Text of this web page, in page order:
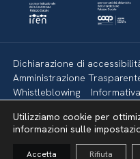
Dichiarazione di
Amministrazione
Whistleblowing
Mappa del sito
Utilizziamo cookie per
informazioni sulle
Accetta Rifiuta